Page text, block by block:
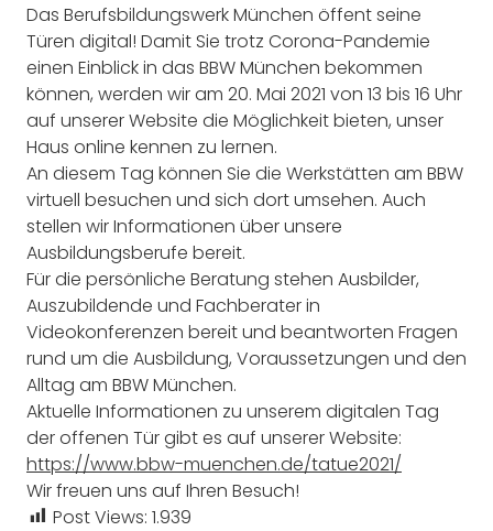
Das Berufsbildungswerk München öffent seine
Türen digital! Damit Sie trotz Corona-Pandemie
einen Einblick in das BBW München bekommen
können, werden wir am 20. Mai 2021 von 13 bis 16 Uhr
auf unserer Website die Möglichkeit bieten, unser
Haus online kennen zu lernen.
An diesem Tag können Sie die Werkstätten am BBW
virtuell besuchen und sich dort umsehen. Auch
stellen wir Informationen über unsere
Ausbildungsberufe bereit.
Für die persönliche Beratung stehen Ausbilder,
Auszubildende und Fachberater in
Videokonferenzen bereit und beantworten Fragen
rund um die Ausbildung, Voraussetzungen und den
Alltag am BBW München.
Aktuelle Informationen zu unserem digitalen Tag
der offenen Tür gibt es auf unserer Website:
https://www.bbw-muenchen.de/tatue2021/
Wir freuen uns auf Ihren Besuch!
Post Views: 1.939